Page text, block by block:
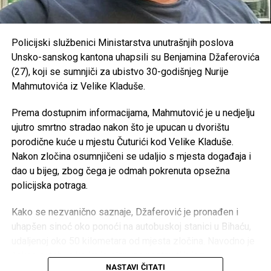
RK “Sana 7” –
OKK “Sana” –25.000 KM
SPD “Mulež” –15.000 KM
SRD “Devet rijeka” –15.000 KM
AK “Sana” –10.000 KM
Fitness klub “Sana” –8.000 KM
Judo klub “Sanski Most” – 7.500 KM
Karate klub “Hurije” –
ŽOK “Sana” –
5.000 KM
Ronilački klub “Vir” –5.000 KM
OVDJE možete vidjeti kolike plate imaju zaposleni u
javnom sektoru
https://antikorupcijausk.ba/V2/registar-zaposlenih-u-
javnom-sektoru/
Post
Tweet
Mail
Policijski službenici Ministarstva unutrašnjih poslova
Unsko-sanskog kantona uhapsili su Benjamina Džaferovića
(27), koji se sumnjiči za ubistvo 30-godišnjeg Nurije
Mahmutovića iz Velike Kladuše.
Prema dostupnim informacijama, Mahmutović je u nedjelju
ujutro smrtno stradao nakon što je upucan u dvorištu
porodične kuće u mjestu Čuturići kod Velike Kladuše.
Nakon zločina osumnjičeni se udaljio s mjesta događaja i
dao u bijeg, zbog čega je odmah pokrenuta opsežna
policijska potraga.
Kako se nezvanično saznaje, Džaferović je pronađen i
uhapšen sinoć oko ponoći na autobuskoj stanici u Bihaću,
čekao autobus kojim je planirao nastaviti bijeg.
NASTAVI ČITATI